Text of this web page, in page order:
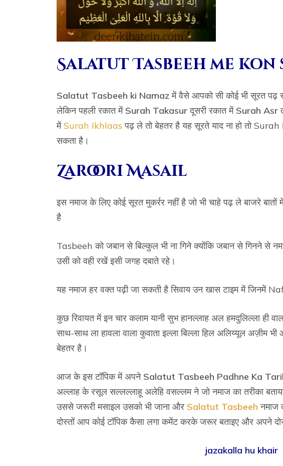
Salatut Tasbeeh me kon
Salatut Tasbeeh ki Namazमें वैसे आपको सी कोई भी सूरत पढ़
लेकिन पहली रकात मेंSurah Takasurदूसरी रकात मेंSurah Asr
मेंSurah Ikhlaas पढ़ ले तो बेहतर है यह सूरते याद ना हो तो
सकता है।
Zaroori Masail
इस नमाज के लिए कोई सूरत मुकर्रर नहीं है जो भी चाहे पढ़ ले बाजरे
है
Tasbeeh को जबान से बिल्कुल भी ना गिने क्योंकि जबान से गिनने से
उसी को वही रखें इसी जगह दबाते रहे।
यह नमाज हर वक्त पढ़ी जा सकती है सिवाय उन खास टाइम में जिनमें
कुछ रिवायत में इन चार कलाम यानी सुभ हानल्लाह अल हमदुलिल्ला ही
साथ-साथ ला हावला वाला कुवाता इल्ला बिल्ला हिल अलिय्यूल अज़ीम भी
बेहतर है।
आज के इस टॉपिक में अपने Salatut Tasbeeh Padhne Ka
अल्लाह के रसूल सल्लल्लाहू अलेहि वसल्लम ने जो नमाज का तरीका
उससे जरूरी मसाइल उसको भी जाना और Salatut Tasbeeh नमाज
दोस्तों आप कोई टॉपिक कैसा लगा कमेंट करके जरूर बताइए और अपने
jazakalla hu khair